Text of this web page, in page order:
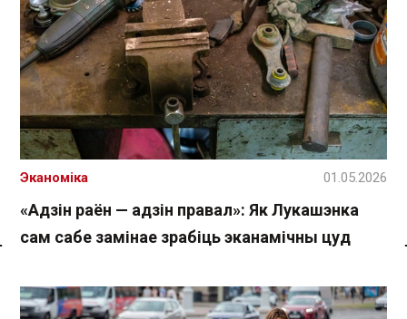
«Адзін раён — адзін правал»: Як Лукашэнка
сам сабе замінае зрабіць эканамічны цуд
Эканоміка 01.05.2026